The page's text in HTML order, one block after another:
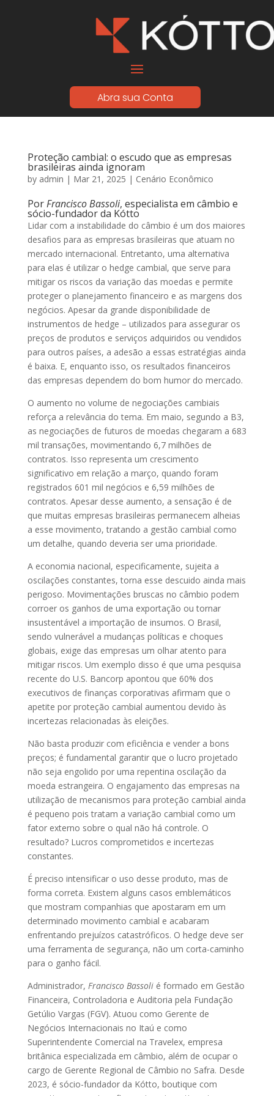
Abra sua Conta
Proteção cambial: o escudo que as empresas
brasileiras ainda ignoram
by admin | Mar 21, 2025 | Cenário Econômico
PorFrancisco Bassoli, especialista em câmbio e
sócio-fundador da Kótto
Lidar com a instabilidade do câmbio é um dos maiores
desafios para as empresas brasileiras que atuam no
mercado internacional. Entretanto, uma alternativa
para elas é utilizar o hedge cambial, que serve para
mitigar os riscos da variação das moedas e permite
proteger o planejamento financeiro e as margens dos
negócios. Apesar da grande disponibilidade de
instrumentos de hedge – utilizados para assegurar os
preços de produtos e serviços adquiridos ou vendidos
para outros países, a adesão a essas estratégias ainda
é baixa. E, enquanto isso, os resultados financeiros
das empresas dependem do bom humor do mercado.
O aumento no volume de negociações cambiais
reforça a relevância do tema. Em maio, segundo a B3,
as negociações de futuros de moedas chegaram a 683
mil transações, movimentando 6,7 milhões de
contratos. Isso representa um crescimento
significativo em relação a março, quando foram
registrados 601 mil negócios e 6,59 milhões de
contratos. Apesar desse aumento, a sensação é de
que muitas empresas brasileiras permanecem alheias
a esse movimento, tratando a gestão cambial como
um detalhe, quando deveria ser uma prioridade.
A economia nacional, especificamente, sujeita a
oscilações constantes, torna esse descuido ainda mais
perigoso. Movimentações bruscas no câmbio podem
corroer os ganhos de uma exportação ou tornar
insustentável a importação de insumos. O Brasil,
sendo vulnerável a mudanças políticas e choques
globais, exige das empresas um olhar atento para
mitigar riscos. Um exemplo disso é que uma pesquisa
recente do U.S. Bancorp apontou que 60% dos
executivos de finanças corporativas afirmam que o
apetite por proteção cambial aumentou devido às
incertezas relacionadas às eleições.
Não basta produzir com eficiência e vender a bons
preços; é fundamental garantir que o lucro projetado
não seja engolido por uma repentina oscilação da
moeda estrangeira. O engajamento das empresas na
utilização de mecanismos para proteção cambial ainda
é pequeno pois tratam a variação cambial como um
fator externo sobre o qual não há controle. O
resultado? Lucros comprometidos e incertezas
constantes.
É preciso intensificar o uso desse produto, mas de
forma correta. Existem alguns casos emblemáticos
que mostram companhias que apostaram em um
determinado movimento cambial e acabaram
enfrentando prejuízos catastróficos. O hedge deve ser
uma ferramenta de segurança, não um corta-caminho
para o ganho fácil.
Administrador, Francisco Bassolié formado em Gestão
Financeira, Controladoria e Auditoria pela Fundação
Getúlio Vargas (FGV). Atuou como Gerente de
Negócios Internacionais no Itaú e como
Superintendente Comercial na Travelex, empresa
britânica especializada em câmbio, além de ocupar o
cargo de Gerente Regional de Câmbio no Safra. Desde
2023, é sócio-fundador da Kótto, boutique com